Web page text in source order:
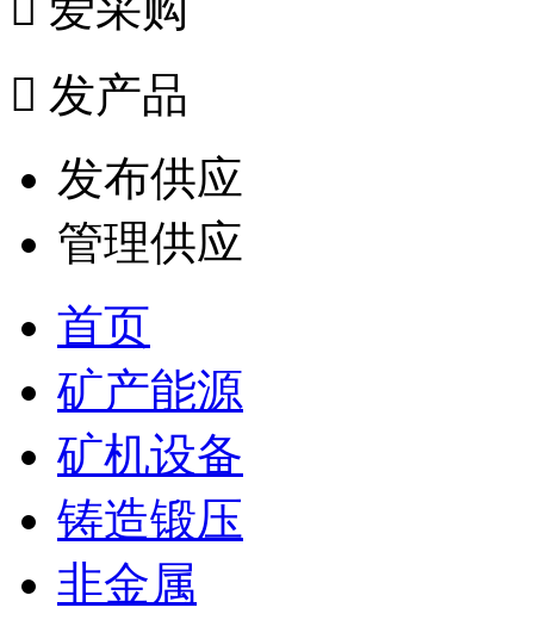
 发产品
发布供应
管理供应
首页
矿产能源
矿机设备
铸造锻压
非金属